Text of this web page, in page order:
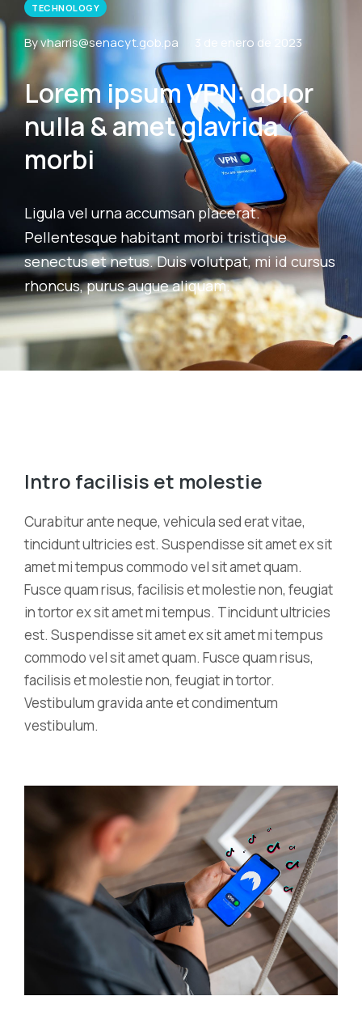
TECHNOLOGY
By vharris@senacyt.gob.pa 3 de enero de 2023
Lorem ipsum VPN: dolor
nulla & amet glavrida
morbi
Ligula vel urna accumsan placerat.
Pellentesque habitant morbi tristique
senectus et netus. Duis volutpat, mi id cursus
rhoncus, purus augue aliquam.
Intro facilisis et molestie
Curabitur ante neque, vehicula sed erat vitae,
tincidunt ultricies est. Suspendisse sit amet ex sit
amet mi tempus commodo vel sit amet quam.
Fusce quam risus, facilisis et molestie non, feugiat
in tortor ex sit amet mi tempus. Tincidunt ultricies
est. Suspendisse sit amet ex sit amet mi tempus
commodo vel sit amet quam. Fusce quam risus,
facilisis et molestie non, feugiat in tortor.
Vestibulum gravida ante et condimentum
vestibulum.